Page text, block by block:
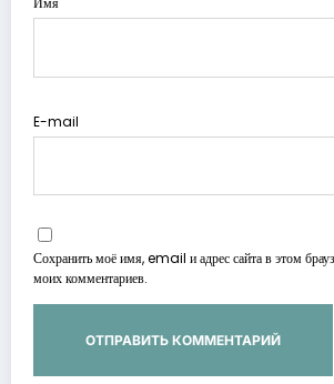
E-mail
Сохранить моё имя, email и адрес сайта в этом
моих комментариев.